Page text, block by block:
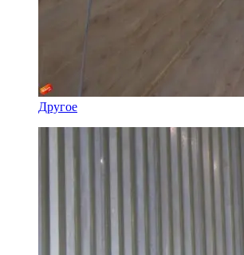
Другое